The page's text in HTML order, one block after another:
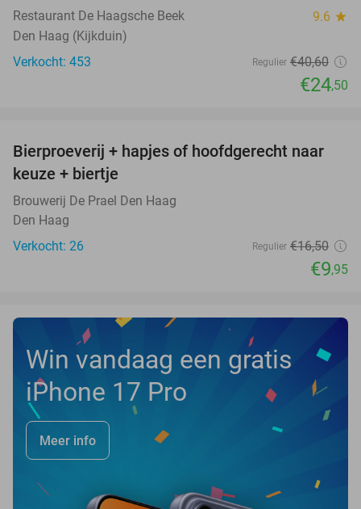
Restaurant De Haagsche Beek 9.6 star
Den Haag (Kijkduin)
Verkocht: 453
Regulier €40,60
€24,50
40%
NEW
TODAY
Bierproeverij + hapjes of hoofdgerecht naar
keuze + biertje
Brouwerij De Prael Den Haag
Den Haag
Verkocht: 26
Regulier €16,50
€9,95
Win vandaag een gratis
iPhone 17 Pro
Meer info